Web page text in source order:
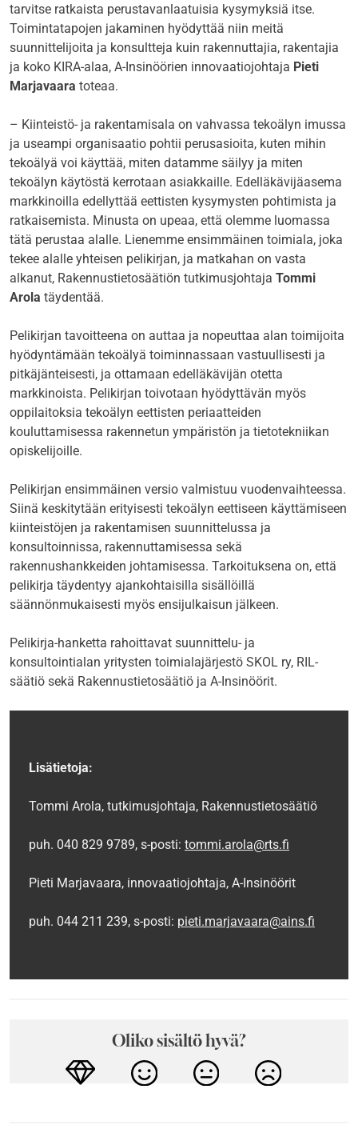
tarvitse ratkaista perustavanlaatuisia kysymyksiä itse.
Toimintatapojen jakaminen hyödyttää niin meitä
suunnittelijoita ja konsultteja kuin rakennuttajia, rakentajia
ja koko KIRA-alaa, A-Insinöörien innovaatiojohtaja Pieti
Marjavaara toteaa.
– Kiinteistö- ja rakentamisala on vahvassa tekoälyn imussa
ja useampi organisaatio pohtii perusasioita, kuten mihin
tekoälyä voi käyttää, miten datamme säilyy ja miten
tekoälyn käytöstä kerrotaan asiakkaille. Edelläkävijäasema
markkinoilla edellyttää eettisten kysymysten pohtimista ja
ratkaisemista. Minusta on upeaa, että olemme luomassa
tätä perustaa alalle. Lienemme ensimmäinen toimiala, joka
tekee alalle yhteisen pelikirjan, ja matkahan on vasta
alkanut, Rakennustietosäätiön tutkimusjohtaja Tommi
Arola täydentää.
Pelikirjan tavoitteena on auttaa ja nopeuttaa alan toimijoita
hyödyntämään tekoälyä toiminnassaan vastuullisesti ja
pitkäjänteisesti, ja ottamaan edelläkävijän otetta
markkinoista. Pelikirjan toivotaan hyödyttävän myös
oppilaitoksia tekoälyn eettisten periaatteiden
kouluttamisessa rakennetun ympäristön ja tietotekniikan
opiskelijoille.
Pelikirjan ensimmäinen versio valmistuu vuodenvaihteessa.
Siinä keskitytään erityisesti tekoälyn eettiseen käyttämiseen
kiinteistöjen ja rakentamisen suunnittelussa ja
konsultoinnissa, rakennuttamisessa sekä
rakennushankkeiden johtamisessa. Tarkoituksena on, että
pelikirja täydentyy ajankohtaisilla sisällöillä
säännönmukaisesti myös ensijulkaisun jälkeen.
Pelikirja-hanketta rahoittavat suunnittelu- ja
konsultointialan yritysten toimialajärjestö SKOL ry, RIL-
säätiö sekä Rakennustietosäätiö ja A-Insinöörit.
Lisätietoja:
Tommi Arola, tutkimusjohtaja, Rakennustietosäätiö
puh. 040 829 9789, s-posti: tommi.arola@rts.fi
Pieti Marjavaara, innovaatiojohtaja, A-Insinöörit
puh. 044 211 239, s-posti: pieti.marjavaara@ains.fi
Oliko sisältö hyvä?